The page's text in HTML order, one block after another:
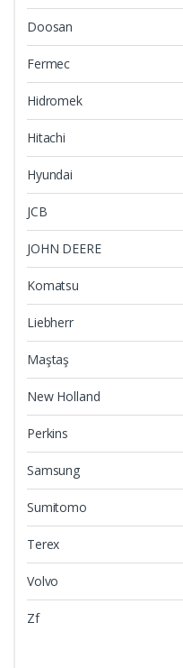
Doosan
Fermec
Hidromek
Hitachi
Hyundai
JCB
JOHN DEERE
Komatsu
Liebherr
Maştaş
New Holland
Perkins
Samsung
Sumitomo
Terex
Volvo
Zf